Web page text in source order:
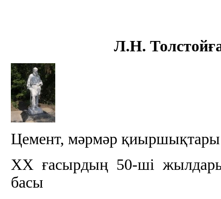
Л.Н.
Цемент, мәрмәр қиыршықтары
ХХ ғасырдың 50-ші
басы